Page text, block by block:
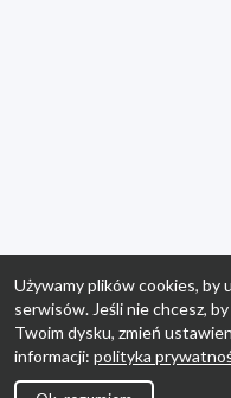
Używamy plików cookies, by
serwisów. Jeśli nie chcesz,
Twoim dysku, zmień
informacji: polityka